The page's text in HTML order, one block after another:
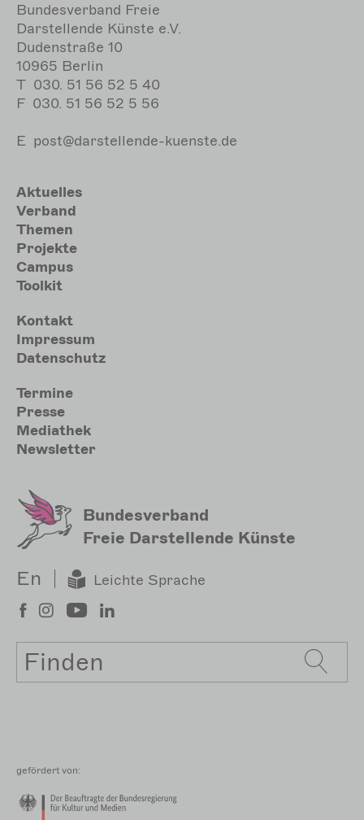
Bundesverband Freie
Darstellende Künste e.V.
Dudenstraße 10
10965 Berlin
T 030. 51 56 52 5 40
F 030. 51 56 52 5 56
E post@darstellende-kuenste.de
Hauptnavigation
Aktuelles
Verband
Themen
Projekte
Campus
Toolkit
Meta
Kontakt
Impressum
Datenschutz
Sekundärmenu
Termine
Presse
Mediathek
Newsletter
Bundesverband
Freie Darstellende Künste
En Leichte Sprache
Suche
gefördert von: